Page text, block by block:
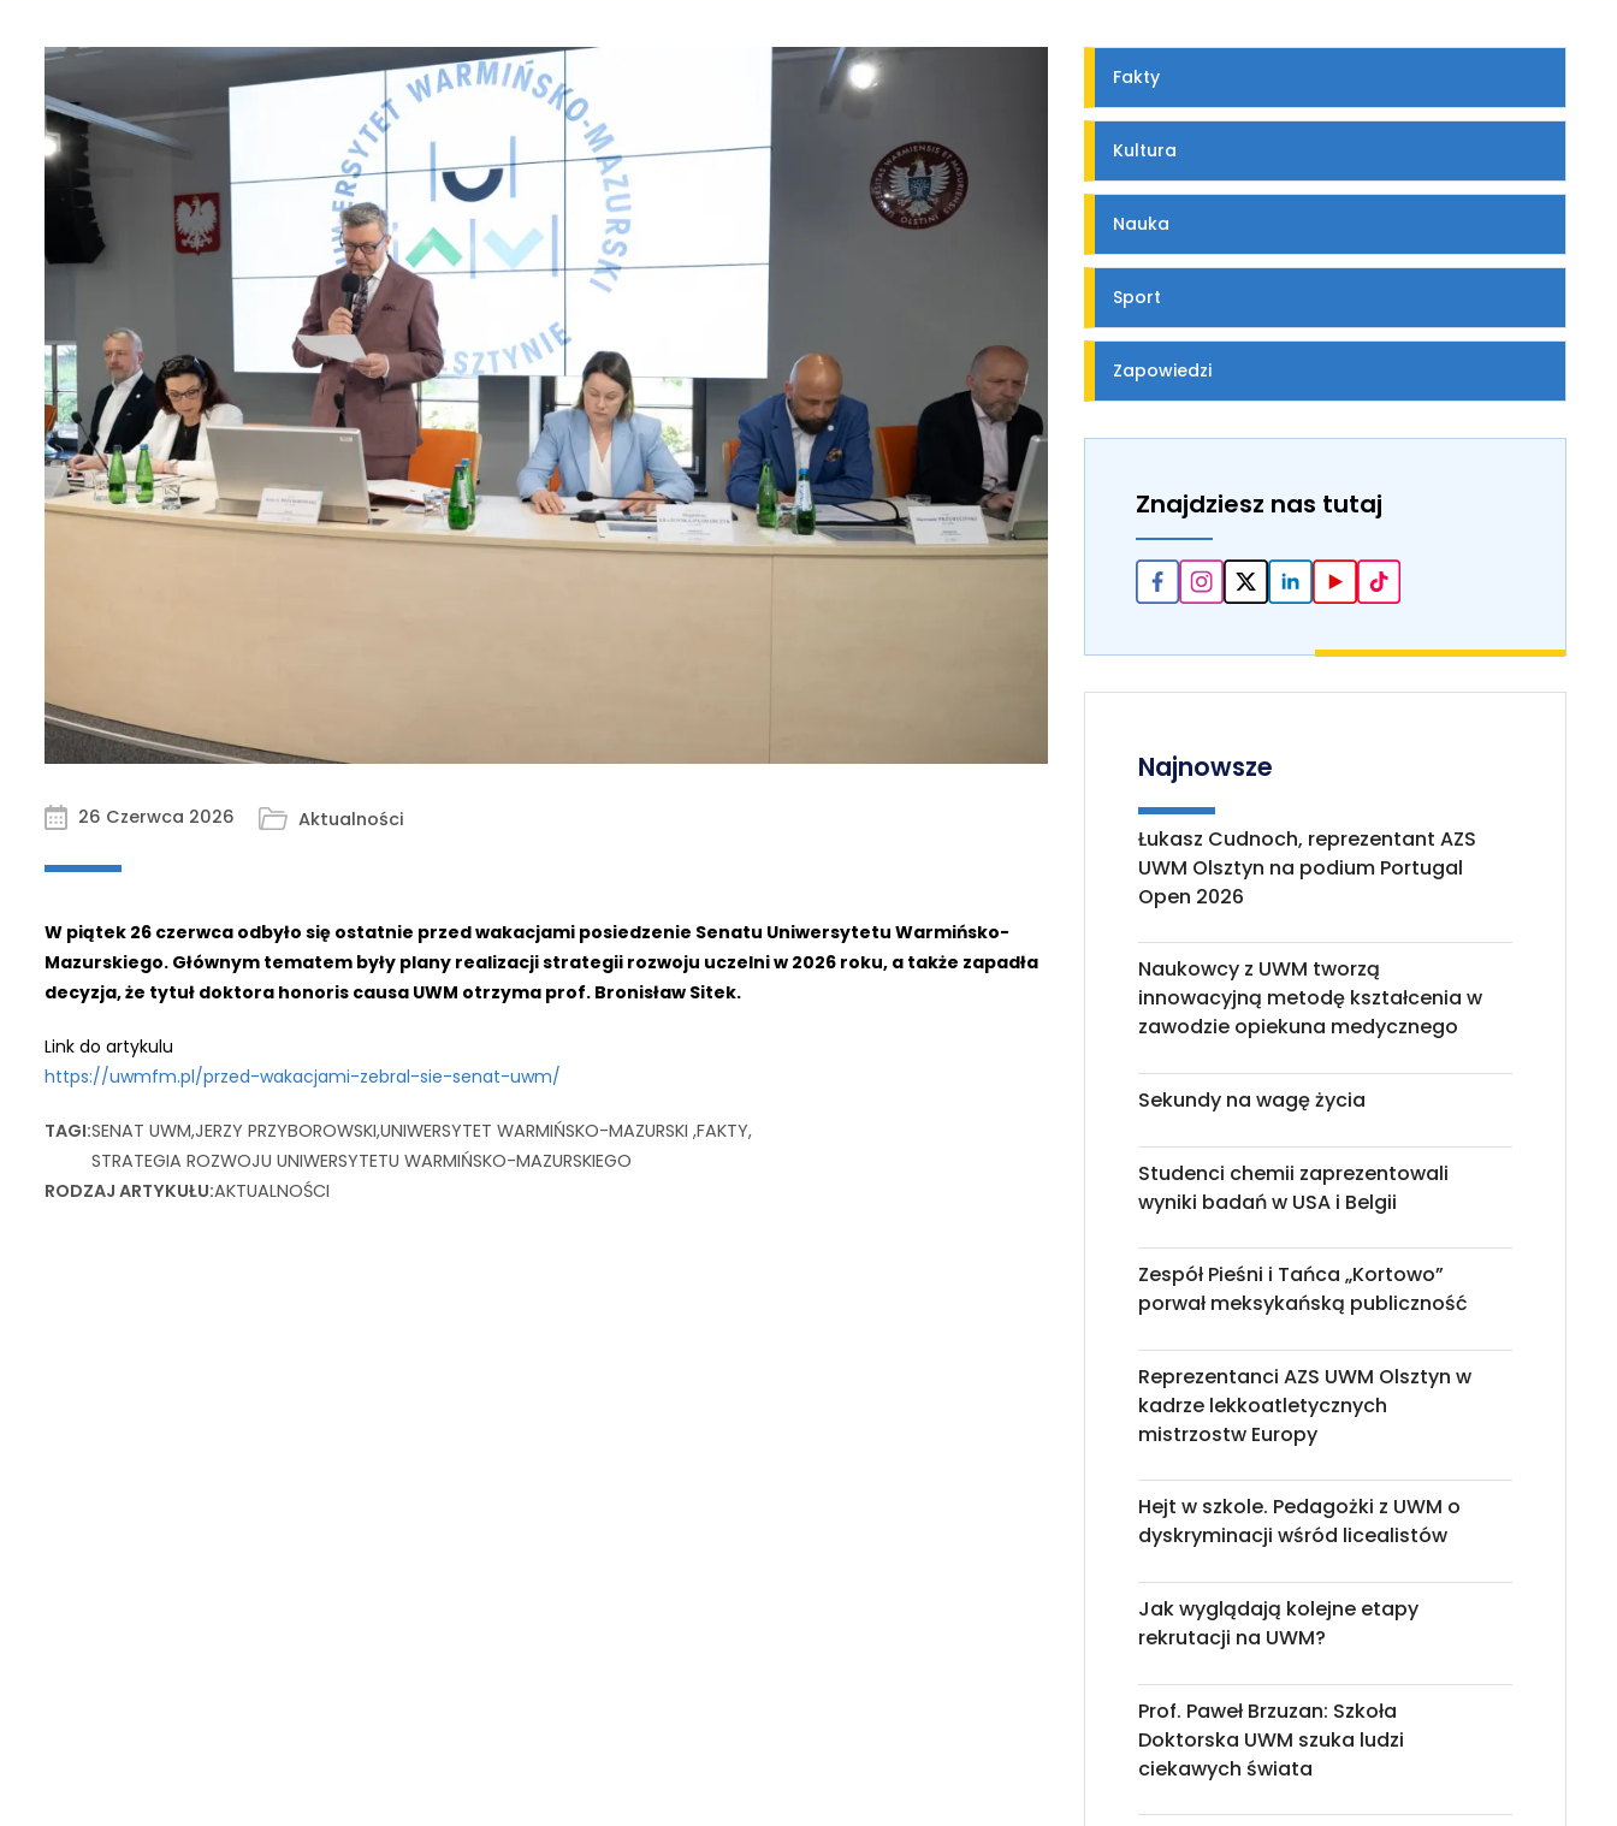
26 Czerwca 2026 Aktualności
W piątek 26 czerwca odbyło się ostatnie przed wakacjami posiedzenie Senatu Uniwersytetu Warmińsko-
Mazurskiego. Głównym tematem były plany realizacji strategii rozwoju uczelni w 2026 roku, a także zapadła
decyzja, że tytuł doktora honoris causa UWM otrzyma prof. Bronisław Sitek.
Link do artykulu
https://uwmfm.pl/przed-wakacjami-zebral-sie-senat-uwm/
TAGI SENAT UWMJERZY PRZYBOROWSKIUNIWERSYTET WARMIŃSKO-MAZURSKI FAKTY
STRATEGIA ROZWOJU UNIWERSYTETU WARMIŃSKO-MAZURSKIEGO
RODZAJ ARTYKUŁU AKTUALNOŚCI
Fakty
Kultura
Nauka
Sport
Zapowiedzi
Znajdziesz nas tutaj
Najnowsze
Łukasz Cudnoch, reprezentant AZS
UWM Olsztyn na podium Portugal
Open 2026
Naukowcy z UWM tworzą
innowacyjną metodę kształcenia w
zawodzie opiekuna medycznego
Sekundy na wagę życia
Studenci chemii zaprezentowali
wyniki badań w USA i Belgii
Zespół Pieśni i Tańca „Kortowo”
porwał meksykańską publiczność
Reprezentanci AZS UWM Olsztyn w
kadrze lekkoatletycznych
mistrzostw Europy
Hejt w szkole. Pedagożki z UWM o
dyskryminacji wśród licealistów
Jak wyglądają kolejne etapy
rekrutacji na UWM?
Prof. Paweł Brzuzan: Szkoła
Doktorska UWM szuka ludzi
ciekawych świata